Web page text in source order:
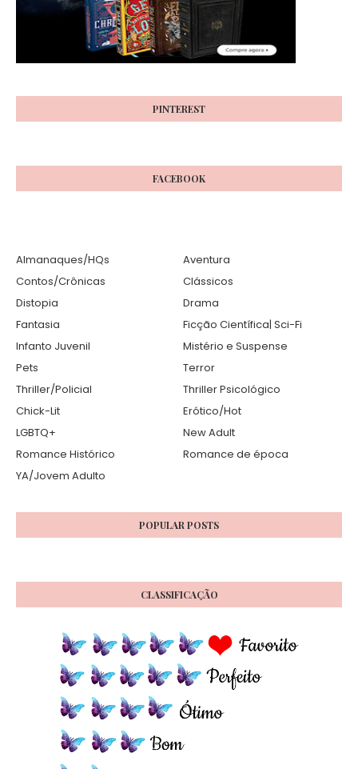
PINTEREST
FACEBOOK
Almanaques/HQs
Aventura
Contos/Crônicas
Clássicos
Distopia
Drama
Fantasia
Ficção Científica| Sci-Fi
Infanto Juvenil
Mistério e Suspense
Pets
Terror
Thriller/Policial
Thriller Psicológico
Chick-Lit
Erótico/Hot
LGBTQ+
New Adult
Romance Histórico
Romance de época
YA/Jovem Adulto
POPULAR POSTS
CLASSIFICAÇÃO